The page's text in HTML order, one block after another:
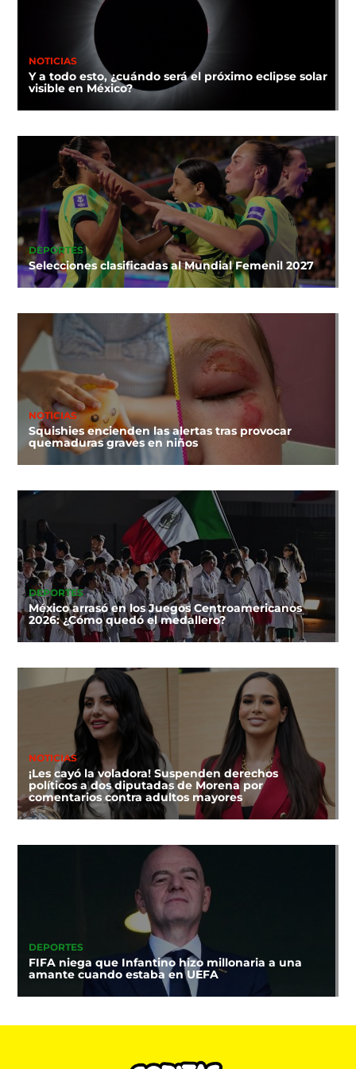
NOTICIAS
Y a todo esto, ¿cuándo será el próximo eclipse solar
visible en México?
DEPORTES
Selecciones clasificadas al Mundial Femenil 2027
NOTICIAS
Squishies encienden las alertas tras provocar
quemaduras graves en niños
DEPORTES
México arrasó en los Juegos Centroamericanos
2026: ¿Cómo quedó el medallero?
NOTICIAS
¡Les cayó la voladora! Suspenden derechos
políticos a dos diputadas de Morena por
comentarios contra adultos mayores
DEPORTES
FIFA niega que Infantino hizo millonaria a una
amante cuando estaba en UEFA